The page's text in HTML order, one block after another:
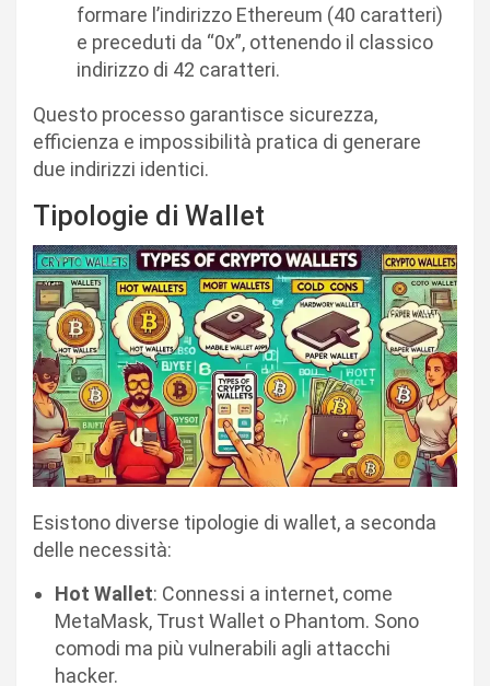
formare l’indirizzo Ethereum (40 caratteri)
e preceduti da “0x”, ottenendo il classico
indirizzo di 42 caratteri.
Questo processo garantisce sicurezza,
efficienza e impossibilità pratica di generare
due indirizzi identici.
Tipologie di Wallet
Esistono diverse tipologie di wallet, a seconda
delle necessità:
Hot Wallet: Connessi a internet, come
MetaMask, Trust Wallet o Phantom. Sono
comodi ma più vulnerabili agli attacchi
hacker.